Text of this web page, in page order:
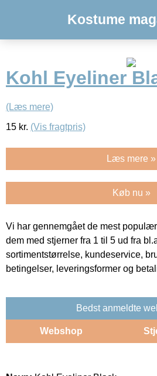
Kostume
Kohl Eyeliner
(Læs mere)
15 kr. (Vis fragtpris)
Læs mere »
Køb nu »
Vi har gennemgået de mest
dem med stjerner fra 1 til 5 ud fra
sortimentstørrelse, kundeservice,
betingelser, leveringsformer og
Bedst anmeldte
Webshop